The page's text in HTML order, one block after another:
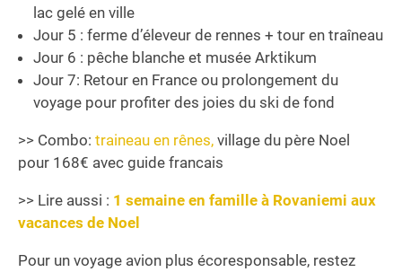
lac gelé en ville
Jour 5 : ferme d’éleveur de rennes + tour en traîneau
Jour 6 : pêche blanche et musée Arktikum
Jour 7: Retour en France ou prolongement du
voyage pour profiter des joies du ski de fond
>> Combo: traineau en rênes, village du père Noel
pour 168€ avec guide francais
>> Lire aussi : 1 semaine en famille à Rovaniemi aux
vacances de Noel
Pour un voyage avion plus écoresponsable, restez